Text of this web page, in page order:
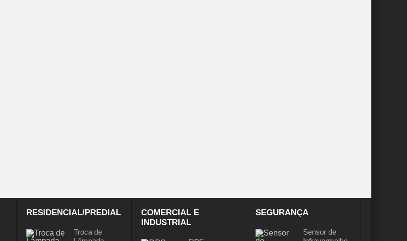
RESIDENCIAL/PREDIAL
Troca de
COMERCIAL E
INDUSTRIAL
SEGURANÇA
Sensor de